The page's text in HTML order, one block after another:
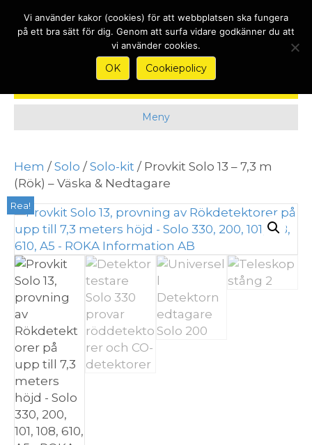
Meny
Hem / Solo / Solo-kit / Provkit Solo 13 – 7,3 m
(Rök) – Väska & Nedtagare
Rea!
Vi använder kakor (cookies) för att webbplatsen ska fungera
på ett bra sätt för dig. Genom att surfa vidare godkänner du att
vi använder cookies.
OK Cookiepolicy